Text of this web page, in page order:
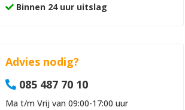
Binnen 24 uur uitslag
Advies nodig?
085 487 70 10
Ma t/m Vrij van 09:00-17:00 uur